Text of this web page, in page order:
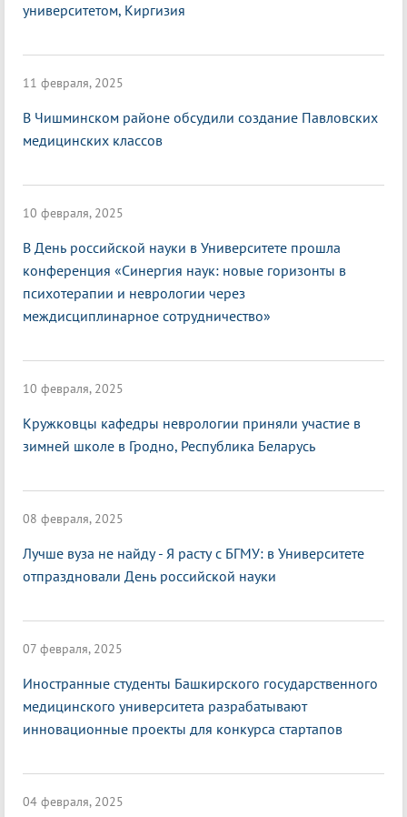
университетом, Киргизия
11 февраля, 2025
В Чишминском районе обсудили создание Павловских
медицинских классов
10 февраля, 2025
В День российской науки в Университете прошла
конференция «Синергия наук: новые горизонты в
психотерапии и неврологии через
междисциплинарное сотрудничество»
10 февраля, 2025
Кружковцы кафедры неврологии приняли участие в
зимней школе в Гродно, Республика Беларусь
08 февраля, 2025
Лучше вуза не найду - Я расту с БГМУ: в Университете
отпраздновали День российской науки
07 февраля, 2025
Иностранные студенты Башкирского государственного
медицинского университета разрабатывают
инновационные проекты для конкурса стартапов
04 февраля, 2025